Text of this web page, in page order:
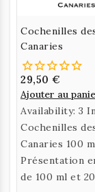
Cochenilles
Canaries
29,50 €
Ajouter au
Availability: 3
Cochenilles
Canaries 100
(environ 50gr)
ml (environ
Présentation
de 100 ml et